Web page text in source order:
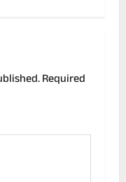
Required